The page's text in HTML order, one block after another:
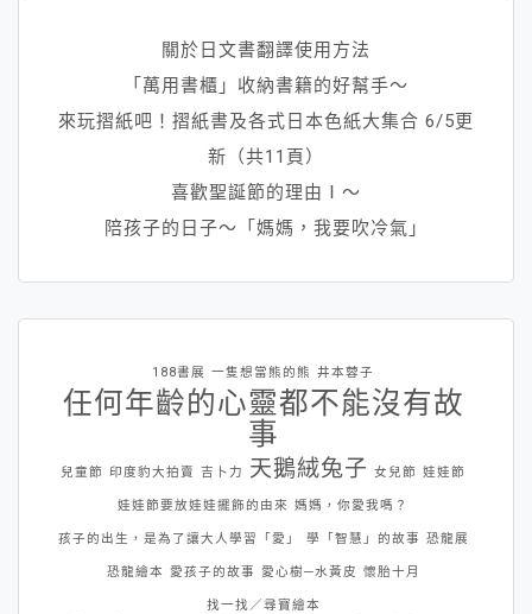
關於日文書翻譯使用方法
「萬用書櫃」收納書籍的好幫手～
來玩摺紙吧！摺紙書及各式日本色紙大集合 6/5更
新（共11頁）
喜歡聖誕節的理由Ⅰ～
陪孩子的日子～「媽媽，我要吹冷氣」
188書展 一隻想當熊的熊 井本蓉子
任何年齡的心靈都不能沒有故
事
兒童節 印度豹大拍賣 吉卜力 天鵝絨兔子 女兒節 娃娃節
娃娃節要放娃娃擺飾的由來 媽媽，你愛我嗎？
孩子的出生，是為了讓大人學習「愛」 學「智慧」的故事 恐龍展
恐龍繪本 愛孩子的故事 愛心樹─水黃皮 懷胎十月
找一找／尋寶繪本